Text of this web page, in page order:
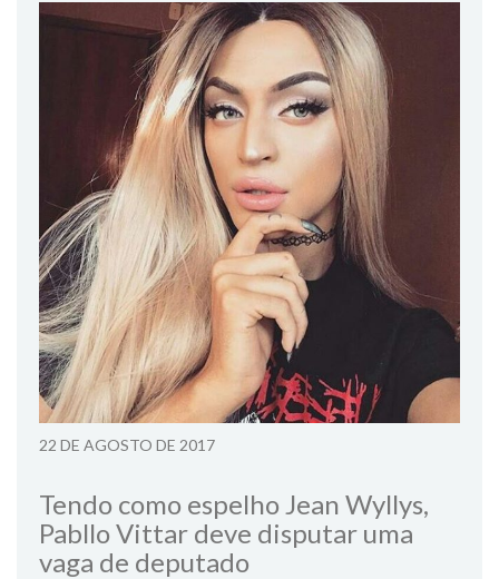
22 DE AGOSTO DE 2017
Tendo como espelho Jean Wyllys,
Pabllo Vittar deve disputar uma
vaga de deputado